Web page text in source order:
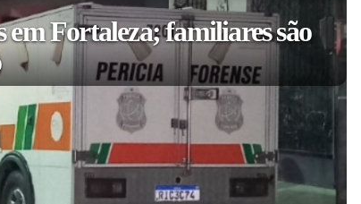
em Fortaleza; familiares são